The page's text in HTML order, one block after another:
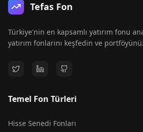
Tefas Fon
Türkiye'nin en kapsamlı yatırım fonu
yatırım fonlarını keşfedin ve
Temel Fon Türleri
Hisse Senedi Fonları